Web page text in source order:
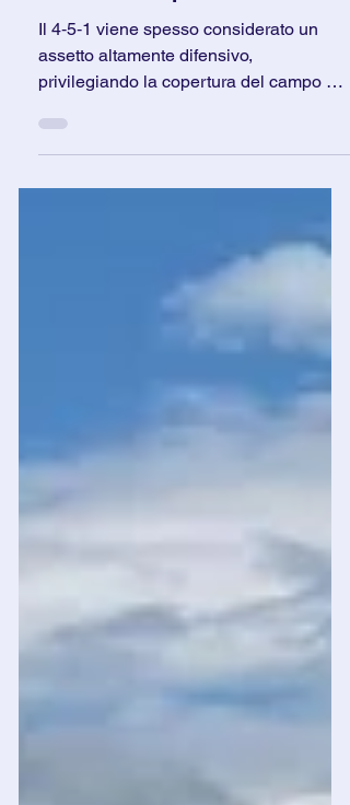
5-1 sta sulle p***e a tutti?
Il 4‑5‑1 viene spesso considerato un
privilegiando la copertura del campo e il
controllo del centrocampo